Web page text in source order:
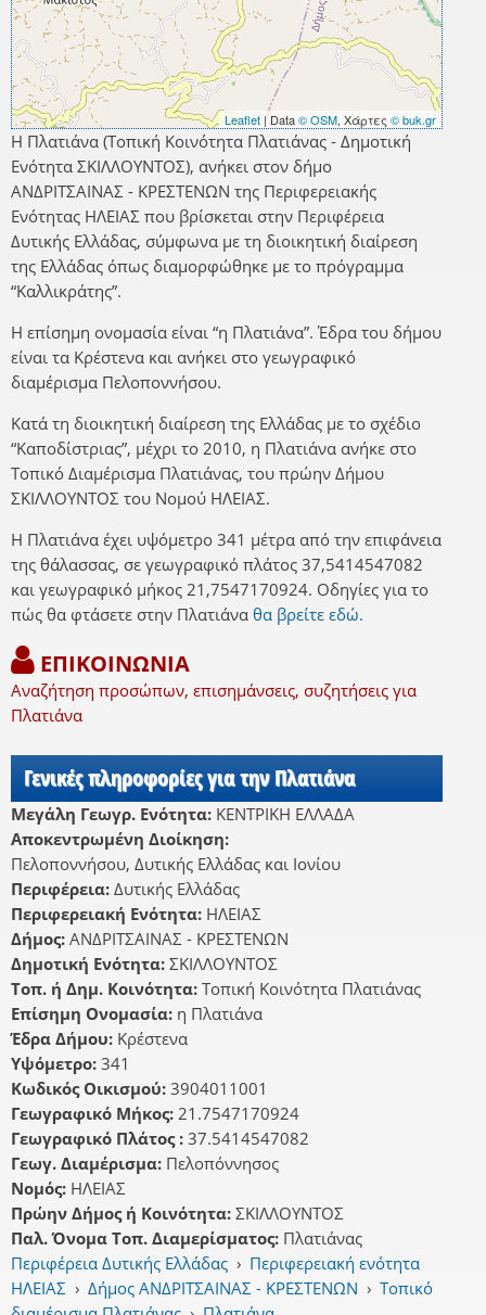
Leaflet | Data© OSM, Χάρτες © buk.gr
Η Πλατιάνα (Τοπική Κοινότητα Πλατιάνας - Δημοτική
Ενότητα ΣΚΙΛΛΟΥΝΤΟΣ), ανήκει στον δήμο
ΑΝΔΡΙΤΣΑΙΝΑΣ - ΚΡΕΣΤΕΝΩΝ της Περιφερειακής
Ενότητας ΗΛΕΙΑΣ που βρίσκεται στην Περιφέρεια
Δυτικής Ελλάδας, σύμφωνα με τη διοικητική διαίρεση
της Ελλάδας όπως διαμορφώθηκε με το πρόγραμμα
“Καλλικράτης”.
Η επίσημη ονομασία είναι “η Πλατιάνα”. Έδρα του δήμου
είναι τα Κρέστενα και ανήκει στο γεωγραφικό
διαμέρισμα Πελοποννήσου.
Κατά τη διοικητική διαίρεση της Ελλάδας με το σχέδιο
“Καποδίστριας”, μέχρι το 2010, η Πλατιάνα ανήκε στο
Τοπικό Διαμέρισμα Πλατιάνας, του πρώην Δήμου
ΣΚΙΛΛΟΥΝΤΟΣ του Νομού ΗΛΕΙΑΣ.
Η Πλατιάνα έχει υψόμετρο 341 μέτρα από την επιφάνεια
της θάλασσας, σε γεωγραφικό πλάτος 37,5414547082
και γεωγραφικό μήκος 21,7547170924. Οδηγίες για το
πώς θα φτάσετε στην Πλατιάνα θα βρείτε εδώ.
ΕΠΙΚΟΙΝΩΝΙΑ
Αναζήτηση προσώπων, επισημάνσεις, συζητήσεις για
Πλατιάνα
Γενικές πληροφορίες για την Πλατιάνα
Μεγάλη Γεωγρ. Ενότητα: ΚΕΝΤΡΙΚΗ ΕΛΛΑΔΑ
Αποκεντρωμένη Διοίκηση:
Πελοποννήσου, Δυτικής Ελλάδας και Ιονίου
Περιφέρεια: Δυτικής Ελλάδας
Περιφερειακή Ενότητα: ΗΛΕΙΑΣ
Δήμος: ΑΝΔΡΙΤΣΑΙΝΑΣ - ΚΡΕΣΤΕΝΩΝ
Δημοτική Ενότητα: ΣΚΙΛΛΟΥΝΤΟΣ
Τοπ. ή Δημ. Κοινότητα: Τοπική Κοινότητα Πλατιάνας
Επίσημη Ονομασία: η Πλατιάνα
Έδρα Δήμου: Κρέστενα
Υψόμετρο: 341
Κωδικός Οικισμού: 3904011001
Γεωγραφικό Μήκος: 21.7547170924
Γεωγραφικό Πλάτος : 37.5414547082
Γεωγ. Διαμέρισμα: Πελοπόννησος
Νομός: ΗΛΕΙΑΣ
Πρώην Δήμος ή Κοινότητα: ΣΚΙΛΛΟΥΝΤΟΣ
Παλ. Όνομα Τοπ. Διαμερίσματος: Πλατιάνας
Περιφέρεια Δυτικής Ελλάδας › Περιφερειακή ενότητα
ΗΛΕΙΑΣ › Δήμος ΑΝΔΡΙΤΣΑΙΝΑΣ - ΚΡΕΣΤΕΝΩΝ › Τοπικό